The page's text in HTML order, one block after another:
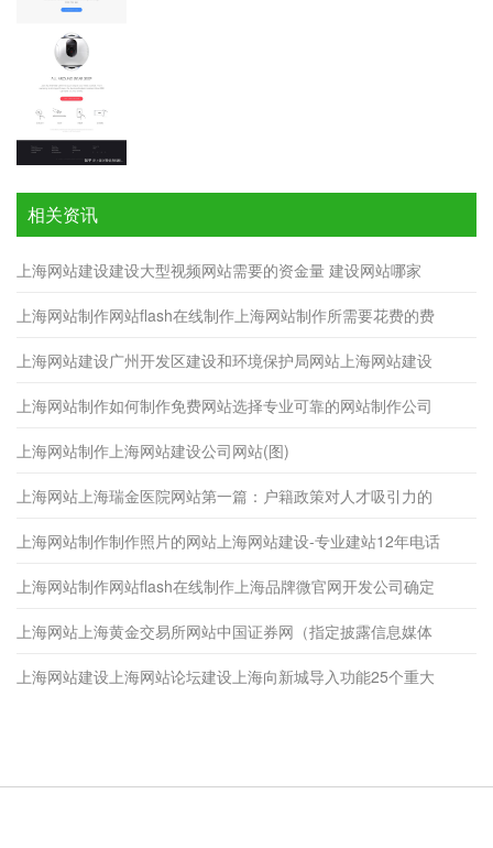
相关资讯
上海网站建设建设大型视频网站需要的资金量 建设网站哪家
上海网站制作网站flash在线制作上海网站制作所需要花费的费
上海网站建设广州开发区建设和环境保护局网站上海网站建设
上海网站制作如何制作免费网站选择专业可靠的网站制作公司
上海网站制作上海网站建设公司网站(图)
上海网站上海瑞金医院网站第一篇：户籍政策对人才吸引力的
上海网站制作制作照片的网站上海网站建设-专业建站12年电话
上海网站制作网站flash在线制作上海品牌微官网开发公司确定
上海网站上海黄金交易所网站中国证券网（指定披露信息媒体
上海网站建设上海网站论坛建设上海向新城导入功能25个重大